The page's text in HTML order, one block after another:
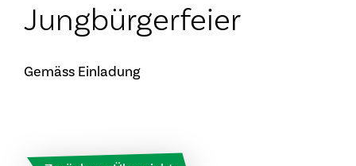
Jungbürgerfeier
Gemäss Einladung